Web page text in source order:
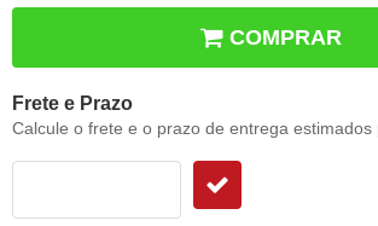
COMPRAR
Frete e Prazo
Calcule o frete e o prazo de entrega estimados